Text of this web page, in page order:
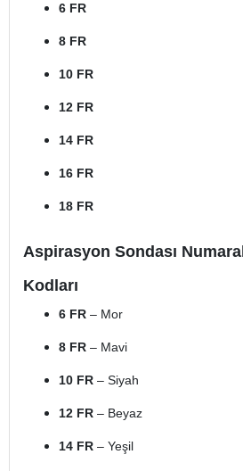
6 FR
8 FR
10 FR
12 FR
14 FR
16 FR
18 FR
Aspirasyon Sondası
Kodları
6 FR – Mor
8 FR – Mavi
10 FR – Siyah
12 FR – Beyaz
14 FR – Yeşil